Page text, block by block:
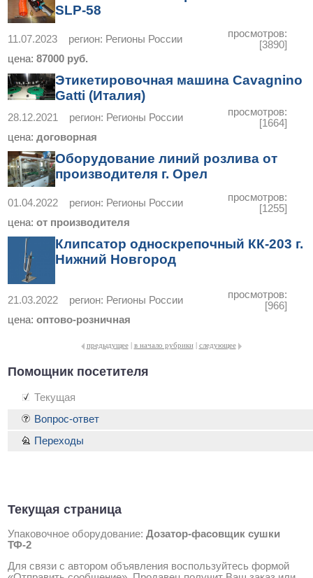
SLP-58
11.07.2023 регион: Регионы России
просмотров:
[3890]
цена: 87000 руб.
Этикетировочная машина Cavagnino
Gatti (Италия)
28.12.2021 регион: Регионы России
просмотров:
[1664]
цена: договорная
Оборудование линий розлива от
производителя г. Орел
01.04.2022 регион: Регионы России
просмотров:
[1255]
цена: от производителя
Клипсатор односкрепочный КК-203 г.
Нижний Новгород
21.03.2022 регион: Регионы России
просмотров:
[966]
цена: оптово-розничная
предыдущее | в начало рубрики | следующее
Помощник посетителя
Текущая
Текущая страница
Упаковочное оборудование: Дозатор-фасовщик сушки
ТФ-2
Для связи с автором объявления воспользуйтесь формой
Вопрос-ответ
Переходы